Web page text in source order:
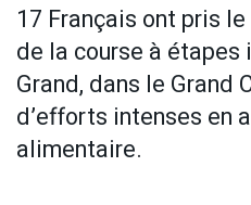
17 Français ont pris
de la course à
Grand, dans le Grand
d’efforts intenses en
alimentaire.